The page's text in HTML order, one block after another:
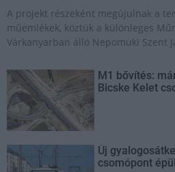
A projekt részeként megújulnak a
műemlékek, köztük a különleges
Várkanyarban álló Nepomuki Szent
M1 bővítés:
Bicske Kelet
Új
csomópont